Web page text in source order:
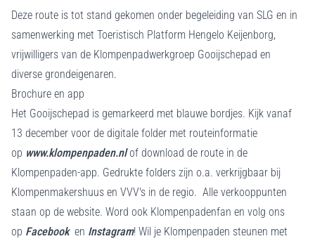
Deze route is tot stand gekomen onder begeleiding van SLG en in
samenwerking met Toeristisch Platform Hengelo Keijenborg,
vrijwilligers van de Klompenpadwerkgroep Gooijschepad en
diverse grondeigenaren.
Brochure en app
Het Gooijschepad is gemarkeerd met blauwe bordjes. Kijk vanaf
13 december voor de digitale folder met routeinformatie
op www.klompenpaden.nl of download de route in de
Klompenpaden-app. Gedrukte folders zijn o.a. verkrijgbaar bij
Klompenmakershuus en VVV's in de regio. Alle verkooppunten
staan op de website. Word ook Klompenpadenfan en volg ons
op Facebooken Instagram! Wil je Klompenpaden steunen met